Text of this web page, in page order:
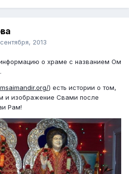
2013
информацию о храме с названием Ом
) есть истории о том,
и изображение Свами после
Рам!